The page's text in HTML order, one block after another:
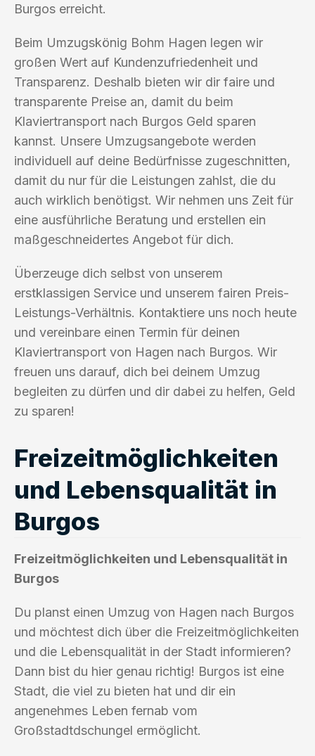
Burgos erreicht.
Beim Umzugskönig Bohm Hagen legen wir
großen Wert auf Kundenzufriedenheit und
Transparenz. Deshalb bieten wir dir faire und
transparente Preise an, damit du beim
Klaviertransport nach Burgos Geld sparen
kannst. Unsere Umzugsangebote werden
individuell auf deine Bedürfnisse zugeschnitten,
damit du nur für die Leistungen zahlst, die du
auch wirklich benötigst. Wir nehmen uns Zeit für
eine ausführliche Beratung und erstellen ein
maßgeschneidertes Angebot für dich.
Überzeuge dich selbst von unserem
erstklassigen Service und unserem fairen Preis-
Leistungs-Verhältnis. Kontaktiere uns noch heute
und vereinbare einen Termin für deinen
Klaviertransport von Hagen nach Burgos. Wir
freuen uns darauf, dich bei deinem Umzug
begleiten zu dürfen und dir dabei zu helfen, Geld
zu sparen!
Freizeitmöglichkeiten
und Lebensqualität in
Burgos
Freizeitmöglichkeiten und Lebensqualität in
Burgos
Du planst einen Umzug von Hagen nach Burgos
und möchtest dich über die Freizeitmöglichkeiten
und die Lebensqualität in der Stadt informieren?
Dann bist du hier genau richtig! Burgos ist eine
Stadt, die viel zu bieten hat und dir ein
angenehmes Leben fernab vom
Großstadtdschungel ermöglicht.